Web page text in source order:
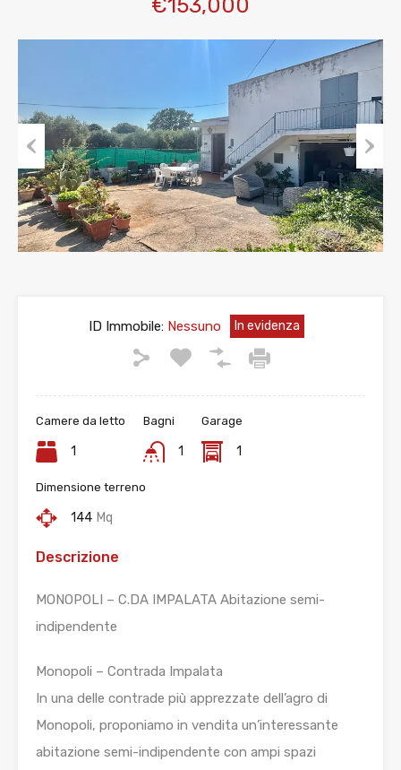
€153,000
Previous Next
ID Immobile:Nessuno In evidenza
Camere da letto
1
Bagni
1
Garage
1
Dimensione terreno
144 Mq
Descrizione
MONOPOLI – C.DA IMPALATA Abitazione semi-
indipendente
Monopoli – Contrada Impalata
In una delle contrade più apprezzate dell’agro di
Monopoli, proponiamo in vendita un’interessante
abitazione semi-indipendente con ampi spazi